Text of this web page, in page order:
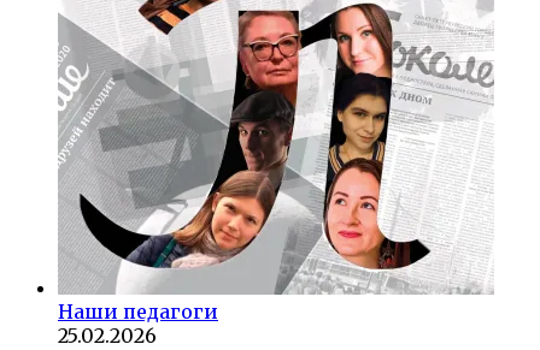
Наши педагоги
25.02.2026